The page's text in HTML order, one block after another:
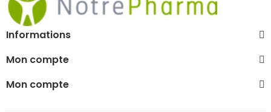
Informations
Mon compte
Mon compte